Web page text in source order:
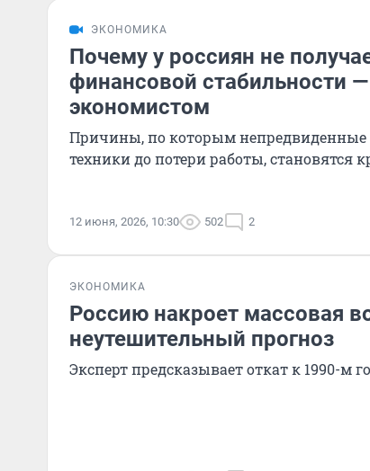
ЭКОНОМИКА
Почему у россиян не
финансовой стабильности
экономистом
Причины, по которым непредвиденные
техники до потери работы, становятся
12 июня, 2026, 10:30 502 2
ЭКОНОМИКА
Россию накроет массовая
неутешительный прогноз
Эксперт предсказывает откат к 1990-м